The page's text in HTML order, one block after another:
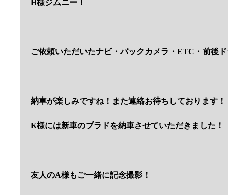
H様ジムニー！
ご依頼いただいたナビ・バックカメラ・ETC・前後
納車が楽しみですね！また連絡お待ちしております！
K様には新車のプラドを納車させていただきました！
友人のA様もご一緒に記念撮影！